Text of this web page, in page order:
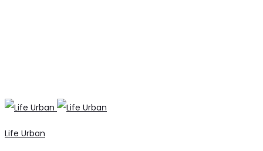
Life Urban